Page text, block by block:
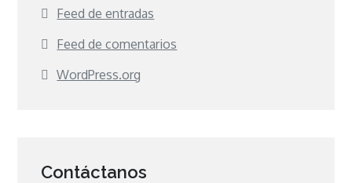
Feed de entradas
Feed de comentarios
WordPress.org
Contáctanos